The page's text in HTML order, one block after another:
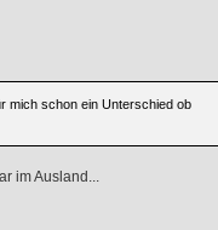
mich schon ein Unterschied ob
im Ausland...